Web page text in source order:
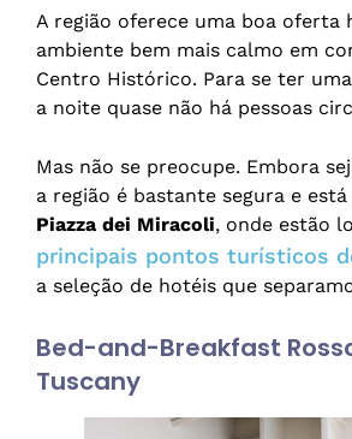
A região oferece uma boa oferta
ambiente bem mais calmo em
Centro Histórico. Para se ter
a noite quase não há pessoas
Mas não se preocupe. Embora
a região é bastante segura e
Piazza dei Miracoli, onde estão
principais pontos turísticos
a seleção de hotéis que
Bed-and-Breakfast
Tuscany